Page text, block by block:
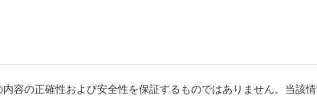
容の正確性および安全性を保証するものではありません。当該